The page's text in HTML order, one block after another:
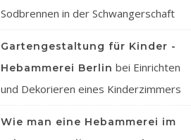
Sodbrennen in der Schwangerschaft
Gartengestaltung für Kinder -
Hebammerei Berlin bei Einrichten
und Dekorieren eines Kinderzimmers
Wie man eine Hebammerei im